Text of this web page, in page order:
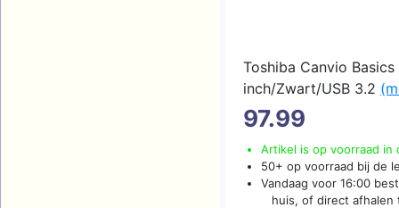
Toshiba Canvio Basics
inch/Zwart/USB 3.2
97.99
Artikel is op voorraad in
50+ op voorraad bij de
Vandaag voor 16:00
huis, of direct afhalen